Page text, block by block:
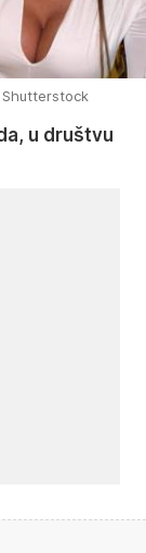
u društvu